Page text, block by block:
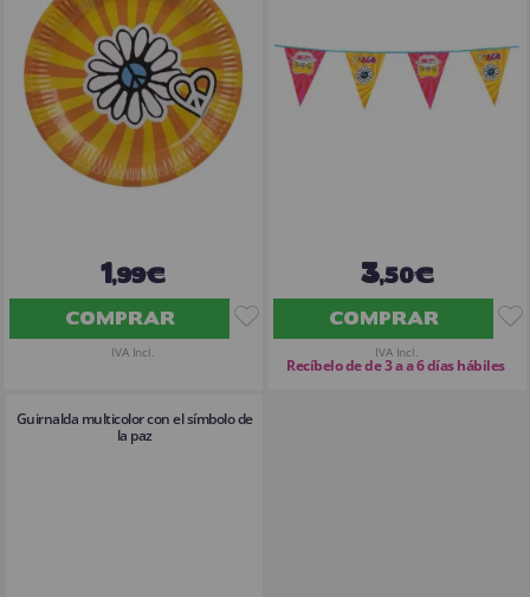
¡Adelante! Te estabamos esperando.
CREAR CUENTA
1,99€
COMPRAR
IVA Incl.
3,50€
COMPRAR
IVA Incl.
Recíbelo de de 3 a a 6 días hábiles
Guirnalda multicolor con el símbolo de
la paz